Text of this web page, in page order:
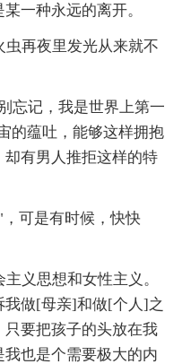
一种永远的离开。
再夜里发光从来就不
忘记，我是世界上第一
的蕴吐，能够这样拥抱
有男人推拒这样的特
可是有时候，快快
义思想和女性主义。
我做[母亲]和做[个人]之
要把孩子的头放在我
也是个需要极大的内